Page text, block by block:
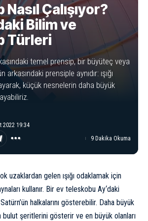
Çalışıyor?
Bilim ve
Türleri
temel prensip, bir büyüteç veya
prensiple aynıdır: ışığı
küçük nesnelerin daha büyük
2022 19:34
9 Dakika Okuma
uzaklardan gelen ışığı odaklamak için
kullanır. Bir ev teleskobu Ay‘daki
Satürn’ün halkalarını gösterebilir. Daha büyük
bulut şeritlerini gösterir ve en büyük olanları